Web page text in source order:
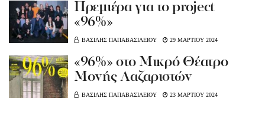
Πρεμιέρα για το project
«96%»
ΒΑΣΙΛΗΣ ΠΑΠΑΒΑΣΙΛΕΙΟΥ 29 ΜΑΡΤΙΟΥ 2024
«96%» στο Μικρό Θέατρο
Μονής Λαζαριστών
ΒΑΣΙΛΗΣ ΠΑΠΑΒΑΣΙΛΕΙΟΥ 23 ΜΑΡΤΙΟΥ 2024